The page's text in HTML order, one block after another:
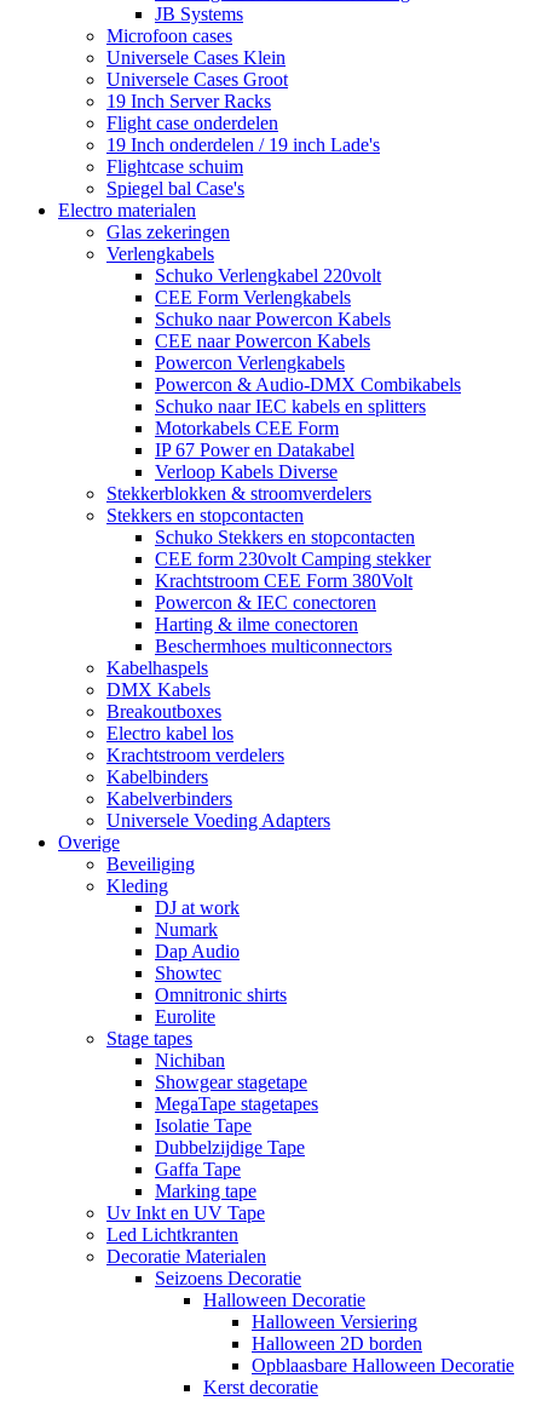
JB Systems
Microfoon cases
Universele Cases Klein
Universele Cases Groot
19 Inch Server Racks
Flight case onderdelen
19 Inch onderdelen / 19 inch Lade's
Flightcase schuim
Spiegel bal Case's
Electro materialen
Glas zekeringen
Verlengkabels
Schuko Verlengkabel 220volt
CEE Form Verlengkabels
Schuko naar Powercon Kabels
CEE naar Powercon Kabels
Powercon Verlengkabels
Powercon & Audio-DMX Combikabels
Schuko naar IEC kabels en splitters
Motorkabels CEE Form
IP 67 Power en Datakabel
Verloop Kabels Diverse
Stekkerblokken & stroomverdelers
Stekkers en stopcontacten
Schuko Stekkers en stopcontacten
CEE form 230volt Camping stekker
Krachtstroom CEE Form 380Volt
Powercon & IEC conectoren
Harting & ilme conectoren
Beschermhoes multiconnectors
Kabelhaspels
DMX Kabels
Breakoutboxes
Electro kabel los
Krachtstroom verdelers
Kabelbinders
Kabelverbinders
Universele Voeding Adapters
Overige
Beveiliging
Kleding
DJ at work
Numark
Dap Audio
Showtec
Omnitronic shirts
Eurolite
Stage tapes
Nichiban
Showgear stagetape
MegaTape stagetapes
Isolatie Tape
Dubbelzijdige Tape
Gaffa Tape
Marking tape
Uv Inkt en UV Tape
Led Lichtkranten
Decoratie Materialen
Seizoens Decoratie
Halloween Decoratie
Halloween Versiering
Halloween 2D borden
Opblaasbare Halloween Decoratie
Kerst decoratie